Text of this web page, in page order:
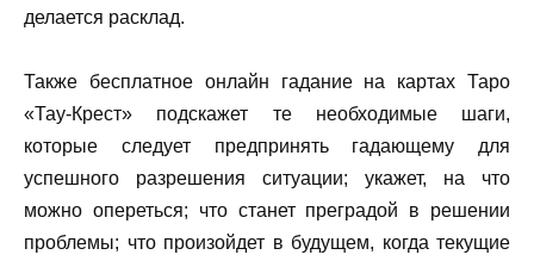
делается расклад.
Также бесплатное онлайн гадание на картах Таро
«Тау-Крест» подскажет те необходимые шаги,
которые следует предпринять гадающему для
успешного разрешения ситуации; укажет, на что
можно опереться; что станет преградой в решении
проблемы; что произойдет в будущем, когда текущие